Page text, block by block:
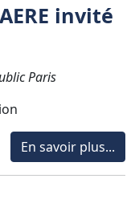
invité
Paris
En savoir plus...